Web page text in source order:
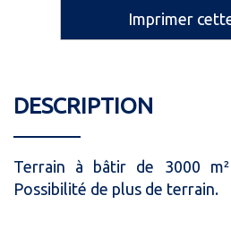
Imprimer
DESCRIPTION
Terrain à bâtir de 3000
Possibilité de plus de terrain.